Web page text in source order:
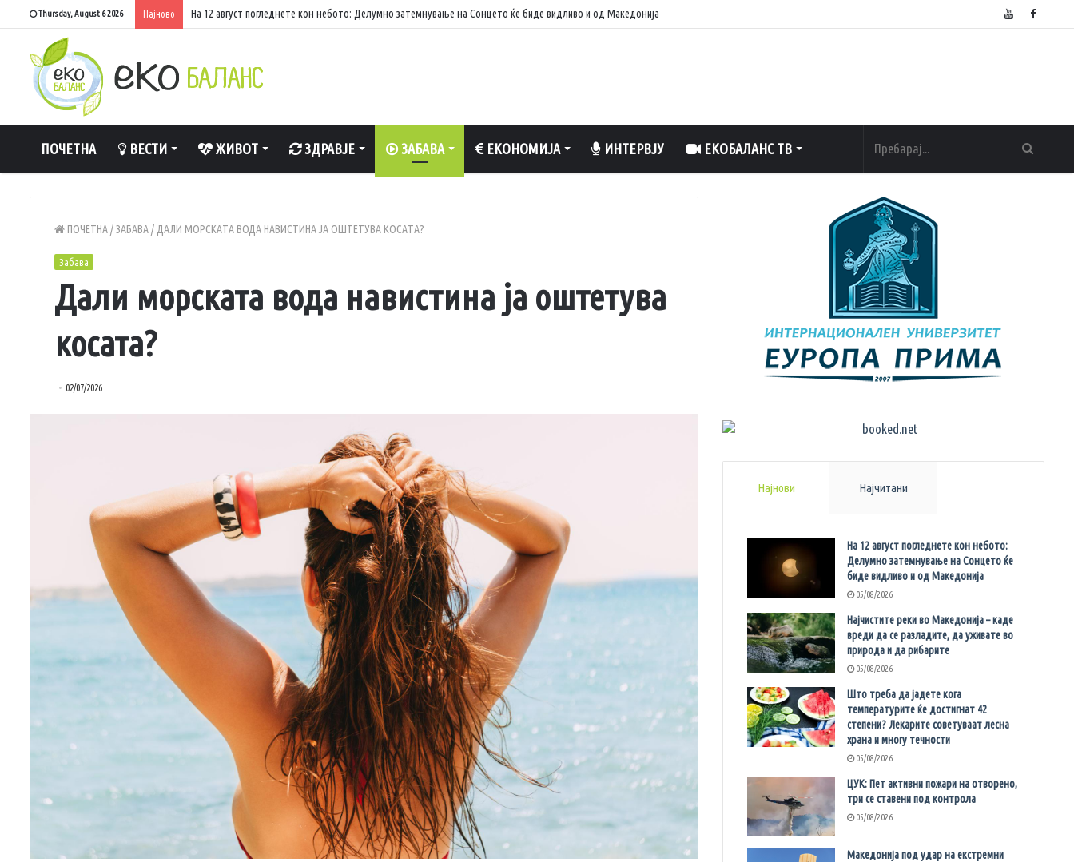
Thursday, August 6 2026 Најново На 12 август погледнете кон небото: Делумно затемнување на Сонцето ќе биде видливо и од Македонија
ПОЧЕТНА ВЕСТИ ЖИВОТ ЗДРАВЈЕ ЗАБАВА ЕКОНОМИЈА ИНТЕРВЈУ ЕКОБАЛАНС ТВ
ПОЧЕТНА/ЗАБАВА/ ДАЛИ МОРСКАТА ВОДА НАВИСТИНА ЈА ОШТЕТУВА КОСАТА?
Забава
Дали морската вода навистина ја оштетува
косата?
02/07/2026
Најнови Најчитани
На 12 август погледнете кон небото:
Делумно затемнување на Сонцето ќе
биде видливо и од Македонија
05/08/2026
Најчистите реки во Македонија – каде
вреди да се разладите, да уживате во
природа и да рибарите
05/08/2026
Што треба да јадете кога
температурите ќе достигнат 42
степени? Лекарите советуваат лесна
храна и многу течности
05/08/2026
ЦУК: Пет активни пожари на отворено,
три се ставени под контрола
05/08/2026
Македонија под удар на екстремни